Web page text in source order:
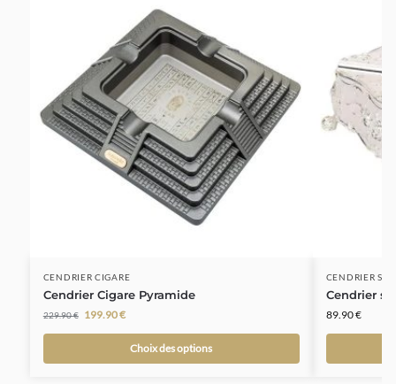
CENDRIER CIGARE
Cendrier Cigare Pyramide
229.90€ 199.90€
Choix des options
CENDRIER
Cendrier
89.90€